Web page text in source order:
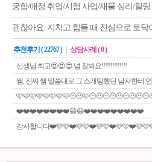
궁합/애정 취업/시험 사업/재물 심리/힐링
괜찮아요. 지치고 힘들 때 진심으로 토닥
추천후기 ( 22767 )
상담사례 ( 0 )
선생님 최고😍😍😍 넘 잘봐요!!!!!!!!!!!!!!
❤️❤️❤️❤️❤️❤️❤️❤️😃😃❤️❤️❤️❤️❤️❤️❤️❤️❤️
감사합니다